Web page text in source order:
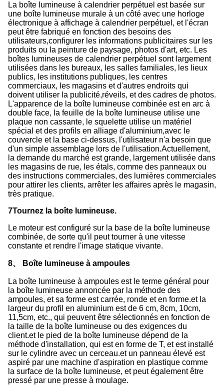
La boîte lumineuse à calendrier perpétuel est basée sur
une boîte lumineuse murale à un côté avec une horloge
électronique à affichage à calendrier perpétuel, et l'écran
peut être fabriqué en fonction des besoins des
utilisateurs,configurer les informations publicitaires sur les
produits ou la peinture de paysage, photos d'art, etc. Les
boîtes lumineuses de calendrier perpétuel sont largement
utilisées dans les bureaux, les salles familiales, les lieux
publics, les institutions publiques, les centres
commerciaux, les magasins et d'autres endroits qui
doivent utiliser la publicité,réveils, et des cadres de photos.
L'apparence de la boîte lumineuse combinée est en arc à
double face, la feuille de la boîte lumineuse utilise une
plaque non cassante, le squelette utilise un matériel
spécial et des profils en alliage d'aluminium,avec le
couvercle et la base ci-dessus, l'utilisateur n'a besoin que
d'un simple assemblage lors de l'utilisation.Actuellement,
la demande du marché est grande, largement utilisée dans
les magasins de rue, les étals, comme des panneaux ou
des instructions commerciales, des lumières commerciales
pour attirer les clients, arrêter les affaires après le magasin,
très pratique.
7Tournez la boîte lumineuse.
Le moteur est configuré sur la base de la boîte lumineuse
combinée, de sorte qu'il peut tourner à une vitesse
constante et rendre l'image statique vivante.
8、 Boîte lumineuse à ampoules
La boîte lumineuse à ampoules est le terme général pour
la boîte lumineuse annoncée par la méthode des
ampoules, et sa forme est carrée, ronde et en forme.et la
largeur du profil en aluminium est de 6 cm, 8cm, 10cm,
11,5cm, etc., qui peuvent être sélectionnés en fonction de
la taille de la boîte lumineuse ou des exigences du
client.et le pied de la boîte lumineuse dépend de la
méthode d'installation, qui est en forme de T, et est installé
sur le cylindre avec un cerceau.et un panneau élevé est
aspiré par une machine d'aspiration en plastique comme
la surface de la boîte lumineuse, et peut également être
pressé par une presse à moulage.